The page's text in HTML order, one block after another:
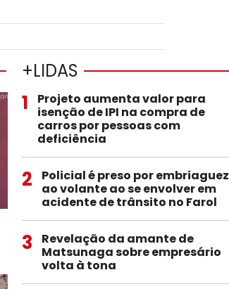
+LIDAS
1
Projeto aumenta valor para
isenção de IPI na compra de
carros por pessoas com
deficiência
2
Policial é preso por embriaguez
ao volante ao se envolver em
acidente de trânsito no Farol
3
Revelação da amante de
Matsunaga sobre empresário
volta à tona